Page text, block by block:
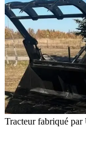
Tracteur fabriqué par